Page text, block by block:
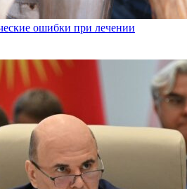
ошибки при лечении